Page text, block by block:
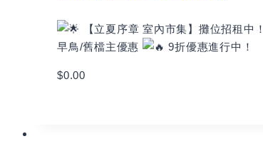
【立夏序章 室內市集】攤位招租中！
早鳥/舊檔主優惠
9折優惠進行中！
$0.00